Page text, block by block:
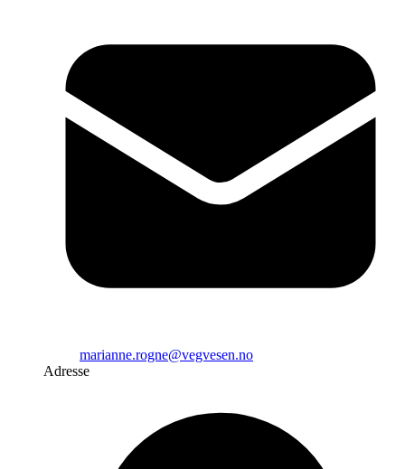
marianne.rogne@vegvesen.no
Adresse